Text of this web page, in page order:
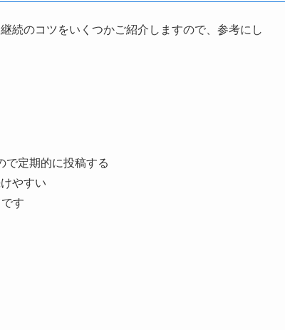
続のコツをいくつかご紹介しますので、参考にし
で定期的に投稿する
やすい
す